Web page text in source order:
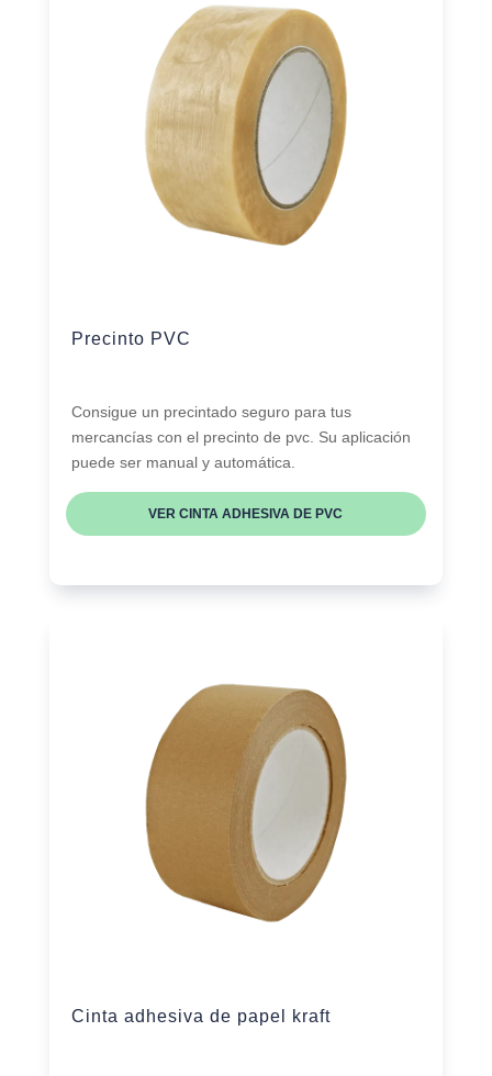
Precinto PVC
Consigue un precintado seguro para tus
mercancías con el precinto de pvc. Su aplicación
puede ser manual y automática.
VER CINTA ADHESIVA DE PVC
Cinta adhesiva de papel kraft